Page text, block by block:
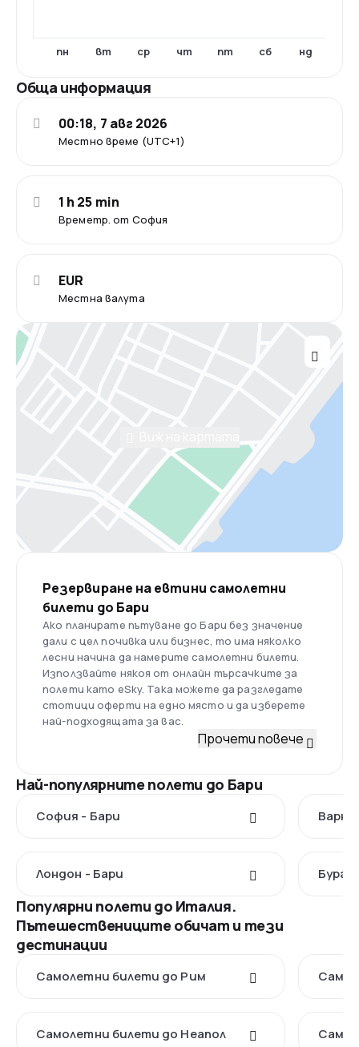
пн вт ср чт пт сб нд
Обща информация
Местно време (UTC+1)
00:18, 7 авг 2026
Времетр. от София
1 h 25 min
Местна валута
EUR
Резервиране на евтини самолетни
билети до Бари
Ако планирате пътуване до Бари без значение
дали с цел почивка или бизнес, то има няколко
лесни начина да намерите самолетни билети.
Използвайте някоя от онлайн търсачките за
полети като eSky. Така можете да разгледате
стотици оферти на едно място и да изберете
най-подходящата за вас.
Прочети повече
Най-популярните полети до Бари
София - Бари
Лондон - Бари
Популярни полети до Италия.
Пътешествениците обичат и тези
дестинации
Самолетни билети до Рим
Самолетни билети до Неапол